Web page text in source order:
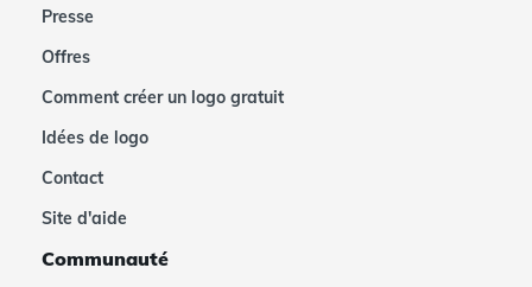
Presse
Offres
Comment créer un logo gratuit
Idées de logo
Contact
Site d'aide
Communauté